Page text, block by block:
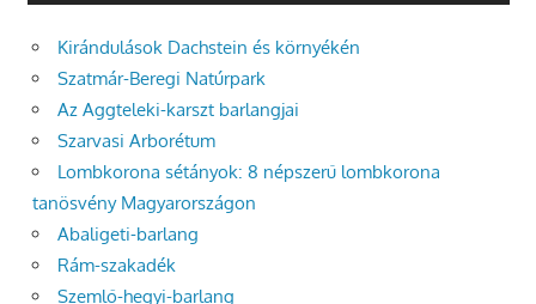
Kirándulások Dachstein és környékén
Szatmár-Beregi Natúrpark
Az Aggteleki-karszt barlangjai
Szarvasi Arborétum
Lombkorona sétányok: 8 népszerű lombkorona
tanösvény Magyarországon
Abaligeti-barlang
Rám-szakadék
Szemlő-hegyi-barlang